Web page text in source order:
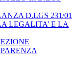
D.LGS 231/01
LEGALITA’ E LA